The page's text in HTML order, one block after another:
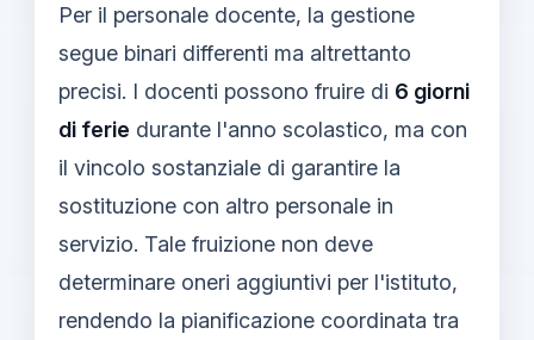
Per il personale docente, la gestione
segue binari differenti ma altrettanto
precisi. I docenti possono fruire di 6 giorni
di ferie durante l'anno scolastico, ma con
il vincolo sostanziale di garantire la
sostituzione con altro personale in
servizio. Tale fruizione non deve
determinare oneri aggiuntivi per l'istituto,
rendendo la pianificazione coordinata tra